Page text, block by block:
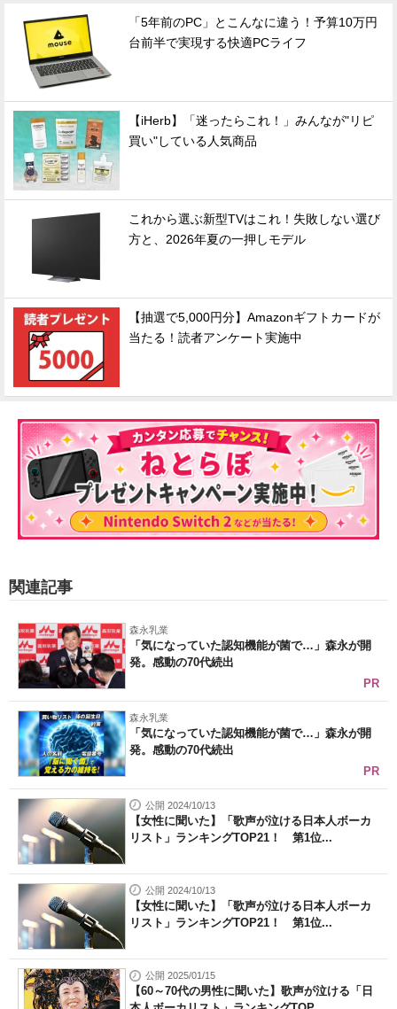
「5年前のPC」とこんなに違う！予算10万円
台前半で実現する快適PCライフ
【iHerb】「迷ったらこれ！」みんなが"リピ
買い"している人気商品
これから選ぶ新型TVはこれ！失敗しない選び
方と、2026年夏の一押しモデル
【抽選で5,000円分】Amazonギフトカードが
当たる！読者アンケート実施中
関連記事
森永乳業
「気になっていた認知機能が菌で…」森永が開
発。感動の70代続出
PR
森永乳業
「気になっていた認知機能が菌で…」森永が開
発。感動の70代続出
PR
公開 2024/10/13
【女性に聞いた】「歌声が泣ける日本人ボーカ
リスト」ランキングTOP21！ 第1位...
公開 2024/10/13
【女性に聞いた】「歌声が泣ける日本人ボーカ
リスト」ランキングTOP21！ 第1位...
公開 2025/01/15
【60～70代の男性に聞いた】歌声が泣ける「日